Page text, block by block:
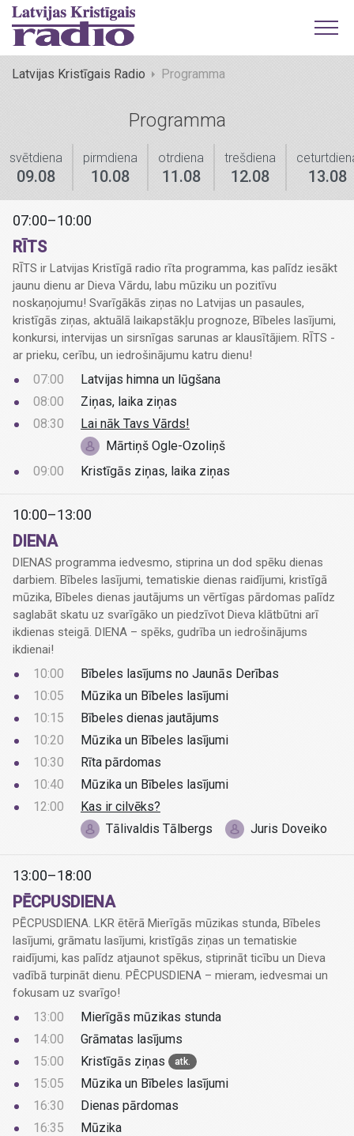
Latvijas Kristīgais Radio Programma
Programma
svētdiena
09.08
pirmdiena
10.08
otrdiena
11.08
trešdiena
12.08 13.08
07:00–10:00
RĪTS
RĪTS ir Latvijas Kristīgā radio rīta programma, kas palīdz iesākt
jaunu dienu ar Dieva Vārdu, labu mūziku un pozitīvu
noskaņojumu! Svarīgākās ziņas no Latvijas un pasaules,
kristīgās ziņas, aktuālā laikapstākļu prognoze, Bībeles lasījumi,
konkursi, intervijas un sirsnīgas sarunas ar klausītājiem. RĪTS -
ar prieku, cerību, un iedrošinājumu katru dienu!
07:00
Latvijas himna un lūgšana
08:00
Ziņas, laika ziņas
08:30
Lai nāk Tavs Vārds!
Mārtiņš Ogle-Ozoliņš
09:00
Kristīgās ziņas, laika ziņas
10:00–13:00
DIENA
DIENAS programma iedvesmo, stiprina un dod spēku dienas
darbiem. Bībeles lasījumi, tematiskie dienas raidījumi, kristīgā
mūzika, Bībeles dienas jautājums un vērtīgas pārdomas palīdz
saglabāt skatu uz svarīgāko un piedzīvot Dieva klātbūtni arī
ikdienas steigā. DIENA – spēks, gudrība un iedrošinājums
ikdienai!
10:00
Bībeles lasījums no Jaunās Derības
10:05
Mūzika un Bībeles lasījumi
10:15
Bībeles dienas jautājums
10:20
Mūzika un Bībeles lasījumi
10:30
Rīta pārdomas
10:40
Mūzika un Bībeles lasījumi
12:00
Kas ir cilvēks?
Tālivaldis Tālbergs
Juris Doveiko
13:00–18:00
PĒCPUSDIENA
PĒCPUSDIENA. LKR ētērā Mierīgās mūzikas stunda, Bībeles
lasījumi, grāmatu lasījumi, kristīgās ziņas un tematiskie
raidījumi, kas palīdz atjaunot spēkus, stiprināt ticību un Dieva
vadībā turpināt dienu. PĒCPUSDIENA – mieram, iedvesmai un
fokusam uz svarīgo!
13:00
Mierīgās mūzikas stunda
14:00
Grāmatas lasījums
15:00
Kristīgās ziņas atk.
15:05
Mūzika un Bībeles lasījumi
16:30
Dienas pārdomas
16:35
Mūzika